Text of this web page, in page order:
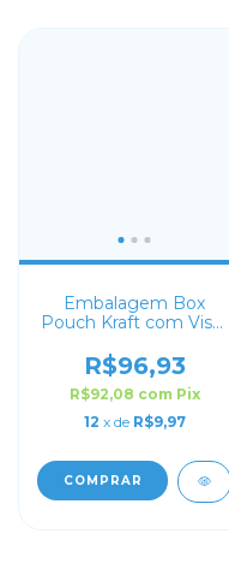
Embalagem Box
Pouch Kraft com Visor
R$96,93
R$92,08 com Pix
12 x de R$9,97
COMPRAR